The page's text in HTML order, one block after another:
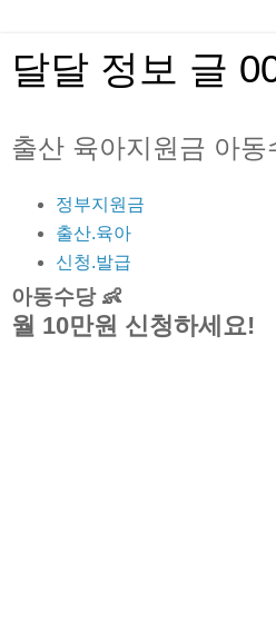
달달 정보 글
출산 육아지원금 아동
정부지원금
출산.육아
신청.발급
아동수당 👶
월 10만원 신청하세요!